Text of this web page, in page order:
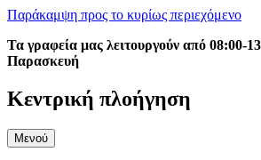
Παράκαμψη προς το κυρίως περιεχόμενο
Τα γραφεία μας λειτουργούν από 08:00-
Παρασκευή
Κεντρική πλοήγηση
Μενού